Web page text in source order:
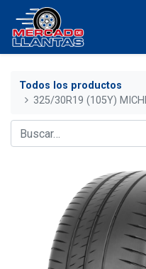
Todos los productos
325/30R19 (105Y)